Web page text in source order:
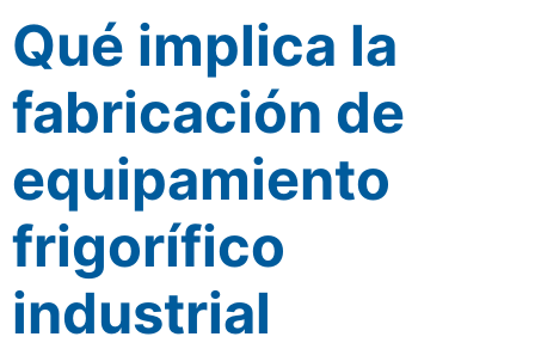
Qué implica la
fabricación de
equipamiento
frigorífico
industrial